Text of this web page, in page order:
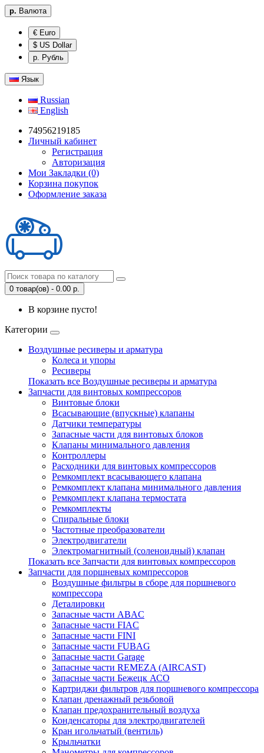
р. Валюта
€ Euro
$ US Dollar
р. Рубль
Язык
Russian
English
74956219185
Личный кабинет
Регистрация
Авторизация
Мои Закладки (0)
Корзина покупок
Оформление заказа
0 товар(ов) - 0.00 р.
В корзине пусто!
Категории
Воздушные ресиверы и арматура
Колеса и упоры
Ресиверы
Показать все Воздушные ресиверы и арматура
Запчасти для винтовых компрессоров
Винтовые блоки
Всасывающие (впускные) клапаны
Датчики температуры
Запасные части для винтовых блоков
Клапаны минимального давления
Контроллеры
Расходники для винтовых компрессоров
Ремкомплект всасывающего клапана
Ремкомплект клапана минимального давления
Ремкомплект клапана термостата
Ремкомплекты
Спиральные блоки
Частотные преобразователи
Электродвигатели
Электромагнитный (соленоидный) клапан
Показать все Запчасти для винтовых компрессоров
Запчасти для поршневых компрессоров
Воздушные фильтры в сборе для поршневого
компрессора
Деталировки
Запасные части ABAC
Запасные части FIAC
Запасные части FINI
Запасные части FUBAG
Запасные части Garage
Запасные части REMEZA (AIRCAST)
Запасные части Бежецк АСО
Картриджи фильтров для поршневого компрессора
Клапан дренажный резьбовой
Клапан предохранительный воздуха
Конденсаторы для электродвигателей
Кран игольчатый (вентиль)
Крыльчатки